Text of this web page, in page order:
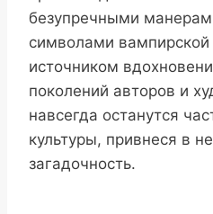
безупречными
символами вампирской
источником
поколений авторов и
навсегда останутся
культуры, привнеся в
загадочность.